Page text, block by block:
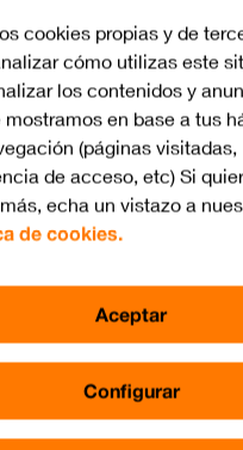
A12 - Black - imagen 1
predeterminada
acceso Wi-Fi
PIN
datos
cookies propias y de
cómo utilizas este
los contenidos y
mostramos en base a tus
(páginas visitadas,
de acceso, etc) Si
echa un vistazo a
de cookies.
Configurar
Aceptar